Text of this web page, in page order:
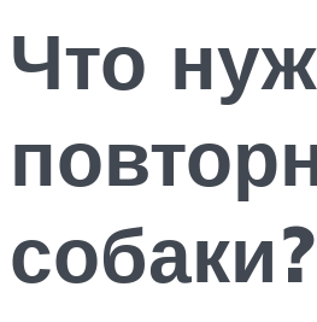
Что
собаки?